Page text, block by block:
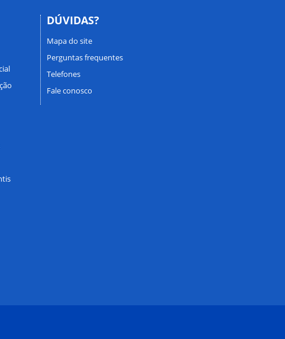
DÚVIDAS?
Mapa do site
Perguntas frequentes
Telefones
Fale conosco